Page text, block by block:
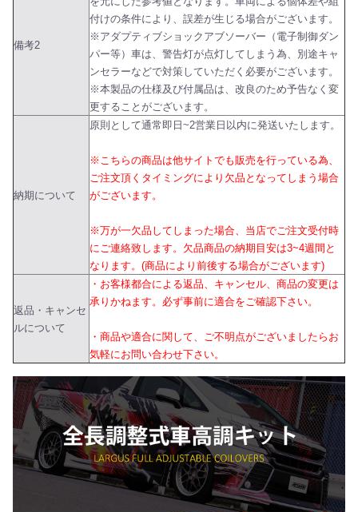
備考2
付けの条件により、誤差が生じる場合がございます。
※アダプティブショックアブソーバー（電子制御ダン
パー等）車は、警告灯が点灯してしまう為、別途キャ
ンセラーなどで対策していただく必要がございます。
※本製品の仕様及び付属品は、改良のため予告なく変
更することがございます。
納期について
原則として通常即日~2営業日以内に発送いたします。
※こちらの商品は他サイトでも販売を行っている為、
ご注文頂くタイミングにより欠品となってしまう場合
がございます。
※万が一欠品してしまった場合、当店でご注文受付時
にご連絡致します。欠品商品の納期目安は3~4週間と
なります。(商品により前後する場合がございます)
返品・キャンセ
ルについて
・お客様都合による返品、キャンセル、商品の変更は
承りかねます。必ず事前に適合をご確認下さい。
・商品や適合に関して、ご不明点がございましたらお
気軽にお問い合わせ下さい。